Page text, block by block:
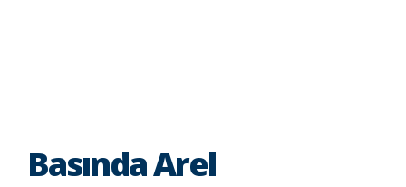
Basında Arel